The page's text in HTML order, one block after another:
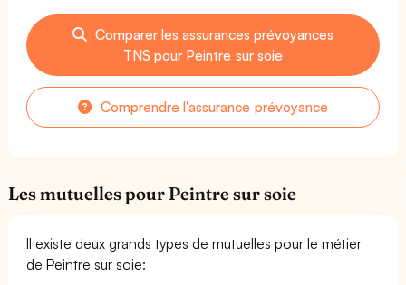
Comparer les assurances prévoyances
TNS pour Peintre sur soie
Comprendre l'assurance prévoyance
Les mutuelles pour Peintre sur soie
Il existe deux grands types de mutuelles pour le métier
de Peintre sur soie: